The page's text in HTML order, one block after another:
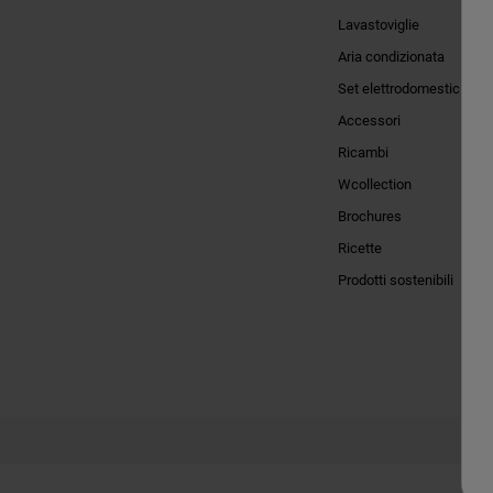
Lavastoviglie
Aria condizionata
Set elettrodomestici
Accessori
Ricambi
Wcollection
Brochures
Ricette
Prodotti sostenibili